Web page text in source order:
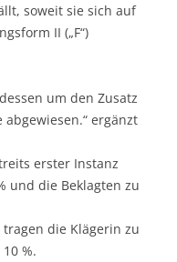
soweit sie sich auf
II („F“)
um den Zusatz
ergänzt
erster Instanz
und die Beklagten zu
die Klägerin zu
%.